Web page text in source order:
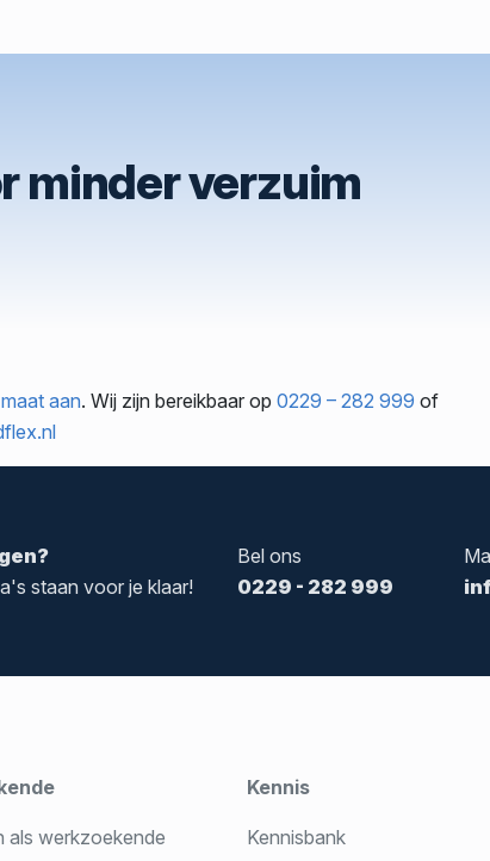
minder verzuim
aan. Wij zijn bereikbaar op 0229 – 282 999 of
staan voor je klaar!
Bel ons
0229 - 282 999
als werkzoekende
Kennis
Kennisbank